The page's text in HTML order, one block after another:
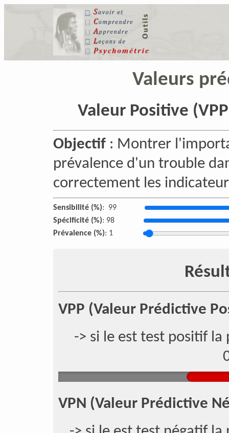
Valeurs
Valeur Positive
Objectif : Montrer
prévalence d'un trouble
correctement les
Sensibilité (%): 99
Spécificité (%): 98
Prévalence (%): 1
VPP (Valeur Prédictive
-> si le est test positif
VPN (Valeur Prédictive